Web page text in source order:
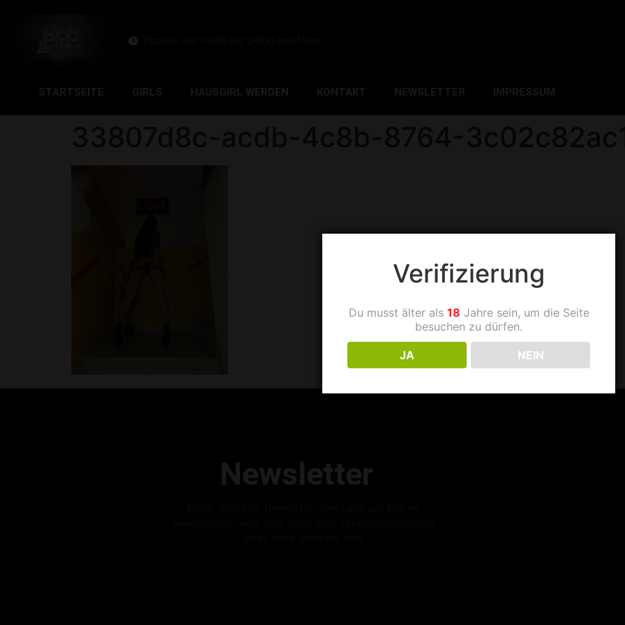
STARTSEITE GIRLS HAUSGIRL WERDEN KONTAKT NEWSLETTER IMPRESSUM
Newsletter
Verifizierung
Du musst älter als 18 Jahre sein, um die Seite
besuchen zu dürfen.
JA NEIN